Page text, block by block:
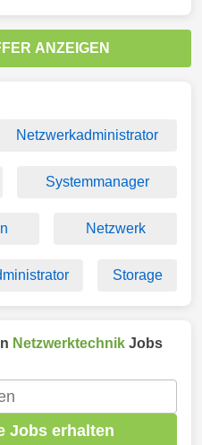
ANZEIGEN
Netzwerkadministrator
Systemmanager
Netzwerk
Storage
Netzwerktechnik Jobs
Jobs erhalten